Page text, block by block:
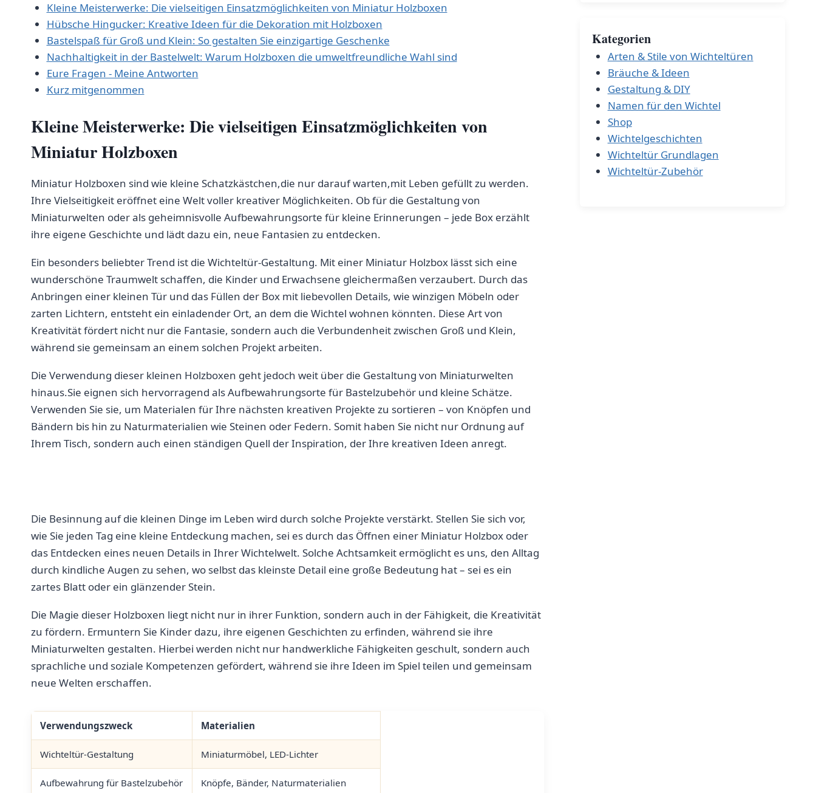
Kleine ⁤Meisterwerke: Die vielseitigen Einsatzmöglichkeiten von⁣ Miniatur Holzboxen
Hübsche Hingucker: Kreative Ideen‍ für die Dekoration mit⁤ Holzboxen
Bastelspaß für Groß und Klein: ⁤So gestalten Sie⁣ einzigartige Geschenke
Nachhaltigkeit in der ⁢Bastelwelt: Warum⁤ Holzboxen die‍ umweltfreundliche Wahl⁤ sind
Eure⁢ Fragen -​ Meine Antworten
Kurz mitgenommen
Kleine Meisterwerke: Die vielseitigen Einsatzmöglichkeiten von
Miniatur⁤ Holzboxen
Miniatur Holzboxen ⁢sind wie kleine Schatzkästchen,die nur darauf⁤ warten,mit⁢ Leben gefüllt zu werden.
Ihre Vielseitigkeit eröffnet eine Welt voller kreativer Möglichkeiten. Ob für die Gestaltung von
Miniaturwelten oder als ‌geheimnisvolle Aufbewahrungsorte⁤ für⁤ kleine Erinnerungen – jede ⁣Box erzählt
ihre​ eigene Geschichte und lädt ‌dazu ein, neue Fantasien ‍zu entdecken.
Ein besonders beliebter Trend ist‌ die Wichteltür-Gestaltung. Mit​ einer Miniatur Holzbox ⁤lässt sich ‍eine
⁤wunderschöne⁤ Traumwelt schaffen, die Kinder und⁢ Erwachsene gleichermaßen verzaubert. Durch das
Anbringen einer kleinen Tür und ‌das Füllen‌ der Box mit liebevollen Details, wie winzigen Möbeln oder‌
zarten Lichtern, entsteht ein einladender⁢ Ort, an dem die Wichtel wohnen könnten.⁤ Diese Art von
Kreativität‍ fördert​ nicht nur ‍die​ Fantasie, sondern auch die⁣ Verbundenheit zwischen Groß und Klein,
während sie gemeinsam an einem solchen Projekt arbeiten.
Die Verwendung dieser kleinen Holzboxen⁢ geht jedoch weit über die Gestaltung von ​Miniaturwelten
‍hinaus.Sie​ eignen sich hervorragend als Aufbewahrungsorte für Bastelzubehör und kleine Schätze.
Verwenden Sie sie, um Materialen für Ihre nächsten kreativen Projekte zu sortieren – von Knöpfen und⁣
Bändern bis hin zu Naturmaterialien wie Steinen ⁣oder Federn. Somit haben ‍Sie nicht⁢ nur Ordnung auf
Ihrem Tisch, sondern auch ⁢einen ständigen Quell ‍der Inspiration, der Ihre kreativen Ideen⁤ anregt.
Die Besinnung ‌auf die kleinen Dinge im Leben wird durch solche Projekte verstärkt. Stellen Sie sich vor,
wie Sie ⁣jeden Tag eine kleine Entdeckung machen, sei es durch​ das Öffnen einer Miniatur Holzbox oder
das Entdecken eines neuen‍ Details in⁤ Ihrer⁣ Wichtelwelt. Solche Achtsamkeit ermöglicht es uns, den Alltag
durch kindliche⁤ Augen zu sehen, ⁤wo selbst⁢ das kleinste Detail eine große Bedeutung⁢ hat – sei es ein
zartes Blatt oder ein ‍glänzender Stein.
Die Magie dieser Holzboxen liegt nicht nur in ihrer Funktion,⁢ sondern auch ⁣in der Fähigkeit, die Kreativität⁢
zu fördern. Ermuntern⁣ Sie Kinder dazu, ihre eigenen Geschichten zu erfinden, ​während‌ sie⁣ ihre
Miniaturwelten gestalten. Hierbei⁢ werden nicht​ nur handwerkliche Fähigkeiten geschult, sondern auch‍
sprachliche⁤ und soziale Kompetenzen gefördert, während sie ihre Ideen im Spiel teilen und ‌gemeinsam
⁣neue Welten erschaffen.
Verwendungszweck Materialien
Wichteltür-Gestaltung Miniaturmöbel, LED-Lichter
Aufbewahrung⁣ für Bastelzubehör Knöpfe, Bänder, Naturmaterialien
Kategorien
Arten & Stile von Wichteltüren
Bräuche & Ideen
Gestaltung & DIY
Namen für den Wichtel
Shop
Wichtelgeschichten
Wichteltür Grundlagen
Wichteltür-Zubehör